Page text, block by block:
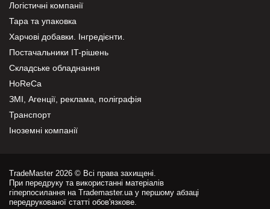
Логістичні компанії
Тара та упаковка
Харчові добавки. Інгредієнти.
Постачальники IT-рішень
Складське обладнання
HoReCa
ЗМІ, Агенції, реклама, поліграфія
Транспорт
Іноземні компанії
TradeMaster 2026 © Всі права захищені.
При передруку та використанні матеріалів
гіперпосилання на Trademaster.ua у першому абзаці
передрукованої статті обов'язкове.